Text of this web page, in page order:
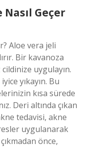
Geçer
Aloe vera jeli
Bir kavanoza
uygulayın.
yıkayın. Bu
kısa sürede
Deri altında çıkan
tedavisi, akne
uygulanarak
önce,